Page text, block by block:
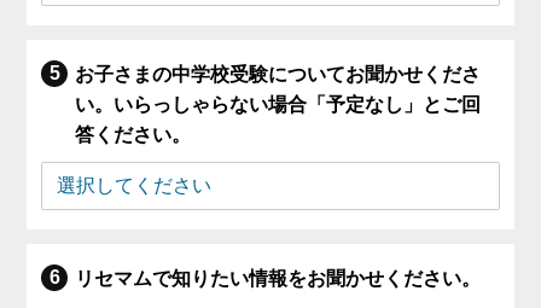
お子さまの中学校受験についてお聞かせくださ
い。いらっしゃらない場合「予定なし」とご回
答ください。
リセマムで知りたい情報をお聞かせください。